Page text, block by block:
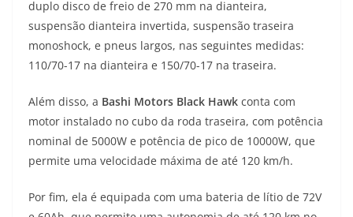
duplo disco de freio de 270 mm na dianteira,
suspensão dianteira invertida, suspensão traseira
monoshock, e pneus largos, nas seguintes medidas:
110/70-17 na dianteira e 150/70-17 na traseira.
Além disso, a Bashi Motors Black Hawk conta com
motor instalado no cubo da roda traseira, com potência
nominal de 5000W e potência de pico de 10000W, que
permite uma velocidade máxima de até 120 km/h.
Por fim, ela é equipada com uma bateria de lítio de 72V